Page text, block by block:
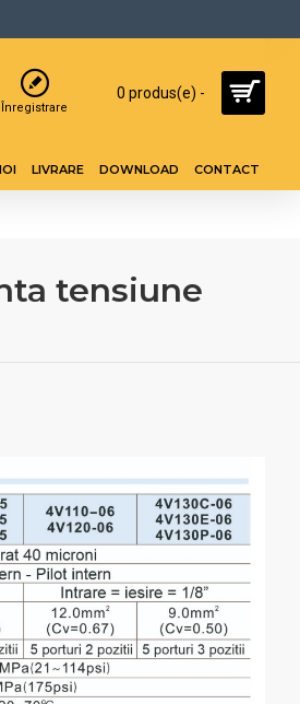
Înregistrare
0 produs(e) -
LIVRARE DOWNLOAD CONTACT
tensiune